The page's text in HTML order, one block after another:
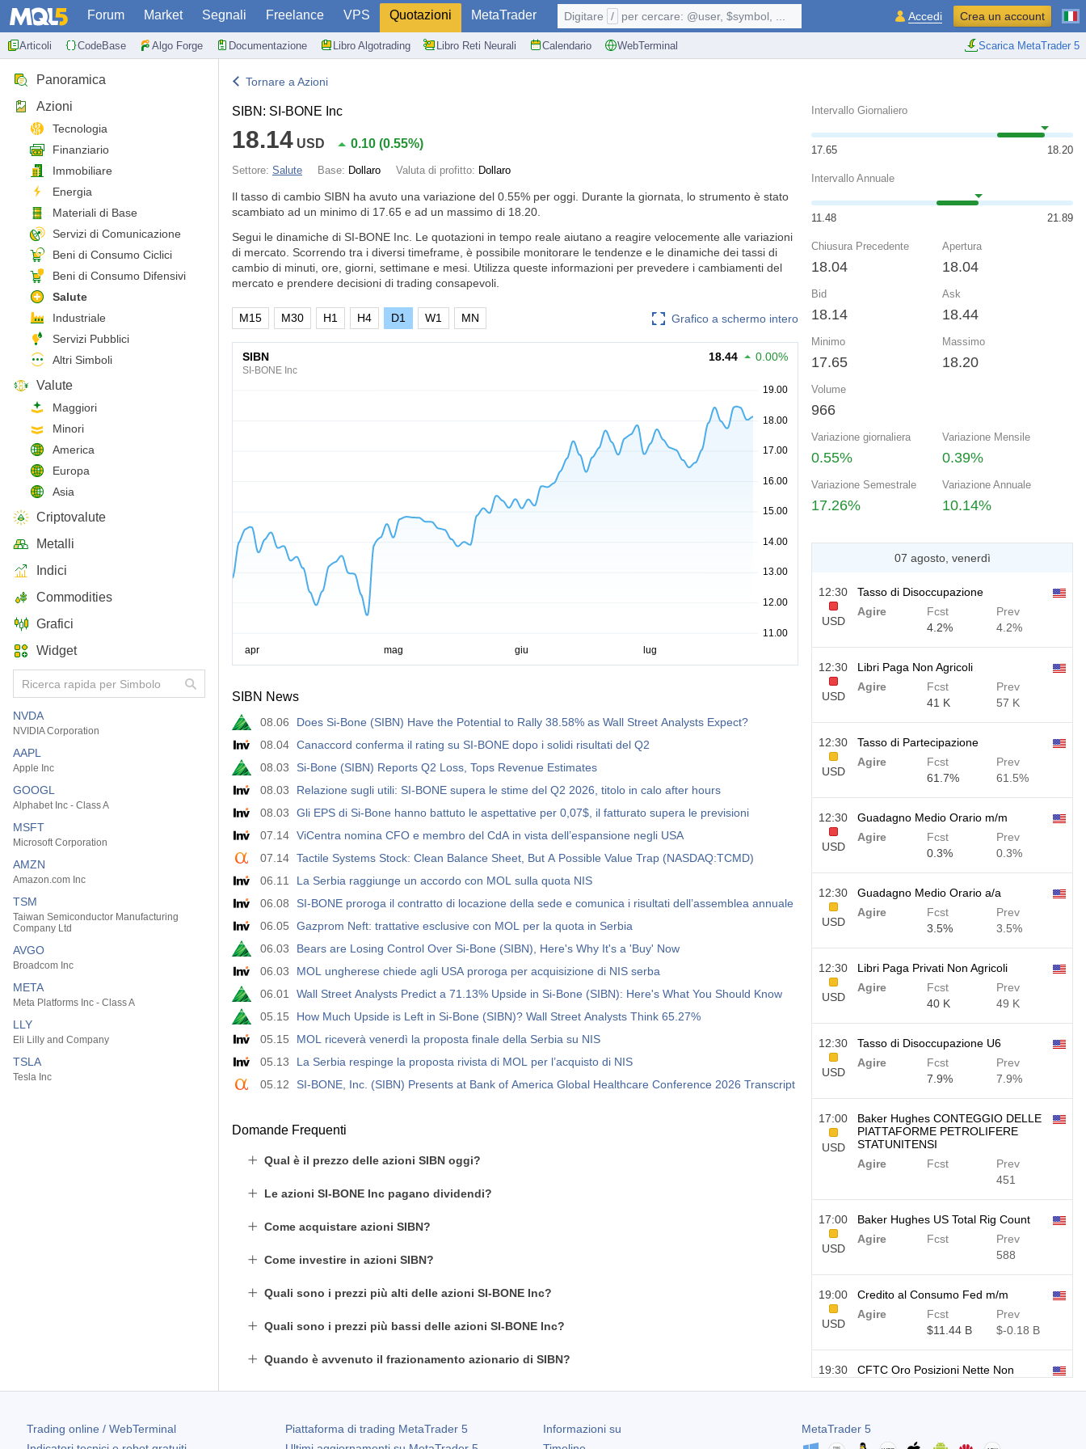
Forum Market Segnali Freelance VPS Quotazioni MetaTrader
Articoli CodeBase Algo Forge Documentazione Libro Algotrading Libro Reti Neurali Calendario WebTerminal Scarica MetaTrader 5
Digitare / per cercare: @user, $symbol, ... Accedi Crea un account
Panoramica
Azioni
Tecnologia
Finanziario
Immobiliare
Energia
Materiali di Base
Servizi di Comunicazione
Beni di Consumo Ciclici
Beni di Consumo Difensivi
Salute
Industriale
Servizi Pubblici
Altri Simboli
Valute
Maggiori
Minori
America
Europa
Asia
Criptovalute
Metalli
Indici
Commodities
Grafici
Widget
NVDA
NVIDIA Corporation
AAPL
Apple Inc
GOOGL
Alphabet Inc - Class A
MSFT
Microsoft Corporation
AMZN
Amazon.com Inc
TSM
Taiwan Semiconductor Manufacturing
Company Ltd
AVGO
Broadcom Inc
META
Meta Platforms Inc - Class A
LLY
Eli Lilly and Company
TSLA
Tesla Inc
Tornare a Azioni
SIBN: SI-BONE Inc
18.14 USD 0.10 (0.55%)
Settore: Salute Base: Dollaro Valuta di profitto: Dollaro
Il tasso di cambio SIBN ha avuto una variazione del 0.55% per oggi. Durante la giornata, lo strumento è stato
scambiato ad un minimo di 17.65 e ad un massimo di 18.20.
Segui le dinamiche di SI-BONE Inc. Le quotazioni in tempo reale aiutano a reagire velocemente alle variazioni
di mercato. Scorrendo tra i diversi timeframe, è possibile monitorare le tendenze e le dinamiche dei tassi di
cambio di minuti, ore, giorni, settimane e mesi. Utilizza queste informazioni per prevedere i cambiamenti del
mercato e prendere decisioni di trading consapevoli.
Grafico a schermo intero
M15 M30 H1 H4 D1 W1 MN
SIBN
SI-BONE Inc
18.44 0.00%
SIBN News
08.06
Does Si-Bone (SIBN) Have the Potential to Rally 38.58% as Wall Street Analysts Expect?
08.04 Canaccord conferma il rating su SI-BONE dopo i solidi risultati del Q2
08.03
Si-Bone (SIBN) Reports Q2 Loss, Tops Revenue Estimates
08.03
Relazione sugli utili: SI-BONE supera le stime del Q2 2026, titolo in calo after hours
08.03
Gli EPS di Si-Bone hanno battuto le aspettative per 0,07$, il fatturato supera le previsioni
07.14 ViCentra nomina CFO e membro del CdA in vista dell’espansione negli USA
07.14 Tactile Systems Stock: Clean Balance Sheet, But A Possible Value Trap (NASDAQ:TCMD)
06.11
La Serbia raggiunge un accordo con MOL sulla quota NIS
06.08
SI-BONE proroga il contratto di locazione della sede e comunica i risultati dell’assemblea annuale
06.05
Gazprom Neft: trattative esclusive con MOL per la quota in Serbia
06.03
Bears are Losing Control Over Si-Bone (SIBN), Here's Why It's a 'Buy' Now
06.03
MOL ungherese chiede agli USA proroga per acquisizione di NIS serba
06.01
Wall Street Analysts Predict a 71.13% Upside in Si-Bone (SIBN): Here's What You Should Know
05.15
How Much Upside is Left in Si-Bone (SIBN)? Wall Street Analysts Think 65.27%
05.15
MOL riceverà venerdì la proposta finale della Serbia su NIS
05.13
La Serbia respinge la proposta rivista di MOL per l’acquisto di NIS
05.12
SI-BONE, Inc. (SIBN) Presents at Bank of America Global Healthcare Conference 2026 Transcript
Domande Frequenti
Qual è il prezzo delle azioni SIBN oggi?
Le azioni SI-BONE Inc pagano dividendi?
Come acquistare azioni SIBN?
Come investire in azioni SIBN?
Quali sono i prezzi più alti delle azioni SI-BONE Inc?
Quali sono i prezzi più bassi delle azioni SI-BONE Inc?
Quando è avvenuto il frazionamento azionario di SIBN?
Intervallo Giornaliero
17.65 18.20
Intervallo Annuale
11.48 21.89
Chiusura Precedente
18.04
Apertura
18.04
Bid
18.14
Ask
18.44
Minimo
17.65
Massimo
18.20
Volume
966
Variazione giornaliera
0.55%
Variazione Mensile
0.39%
Variazione Semestrale
17.26%
Variazione Annuale
10.14%
07 agosto, venerdì
12:30
USD
Tasso di Disoccupazione
Agire
Fcst
4.2%
Prev
4.2%
12:30
USD
Libri Paga Non Agricoli
Agire
Fcst
41 K
Prev
57 K
12:30
USD
Tasso di Partecipazione
Agire
Fcst
61.7%
Prev
61.5%
12:30
USD
Guadagno Medio Orario m/m
Agire
Fcst
0.3%
Prev
0.3%
12:30
USD
Guadagno Medio Orario a/a
Agire
Fcst
3.5%
Prev
3.5%
12:30
USD
Libri Paga Privati Non Agricoli
Agire
Fcst
40 K
Prev
49 K
12:30
USD
Tasso di Disoccupazione U6
Agire
Fcst
7.9%
Prev
7.9%
17:00
USD
Baker Hughes CONTEGGIO DELLE
PIATTAFORME PETROLIFERE
STATUNITENSI
Agire
Fcst
Prev
451
17:00
USD
Baker Hughes US Total Rig Count
Agire
Fcst
Prev
588
19:00
USD
Credito al Consumo Fed m/m
Agire
Fcst
$​11.44 B
Prev
$​-0.18 B
19:30
CFTC Oro Posizioni Nette Non
Trading online / WebTerminal
Piattaforma di trading MetaTrader 5
Informazioni su
MetaTrader 5